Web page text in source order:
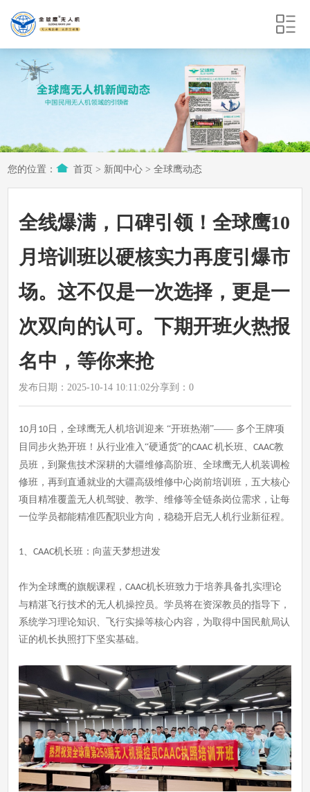
您的位置： 首页 > 新闻中心 >全球鹰动态
全线爆满，口碑引领！全球鹰10
月培训班以硬核实力再度引爆市
场。这不仅是一次选择，更是一
次双向的认可。下期开班火热报
名中，等你来抢
发布日期：2025-10-14 10:11:02分享到：0
10 月 10 日，全球鹰无人机培训迎来 “开班热潮”—— 多个王牌项
目同步火热开班！从行业准入“硬通货”的CAAC机长班、CAAC教
员班，到聚焦技术深耕的大疆维修高阶班、全球鹰无人机装调检
修班，再到直通就业的大疆高级维修中心岗前培训班，五大核心
项目精准覆盖无人机驾驶、教学、维修等全链条岗位需求，让每
一位学员都能精准匹配职业方向，稳稳开启无人机行业新征程。
1 、CAAC机长班：向蓝天梦想进发
作为全球鹰的旗舰课程，CAAC机长班致力于培养具备扎实理论
与精湛飞行技术的无人机操控员。学员将在资深教员的指导下，
系统学习理论知识、飞行实操等核心内容，为取得中国民航局认
证的机长执照打下坚实基础。